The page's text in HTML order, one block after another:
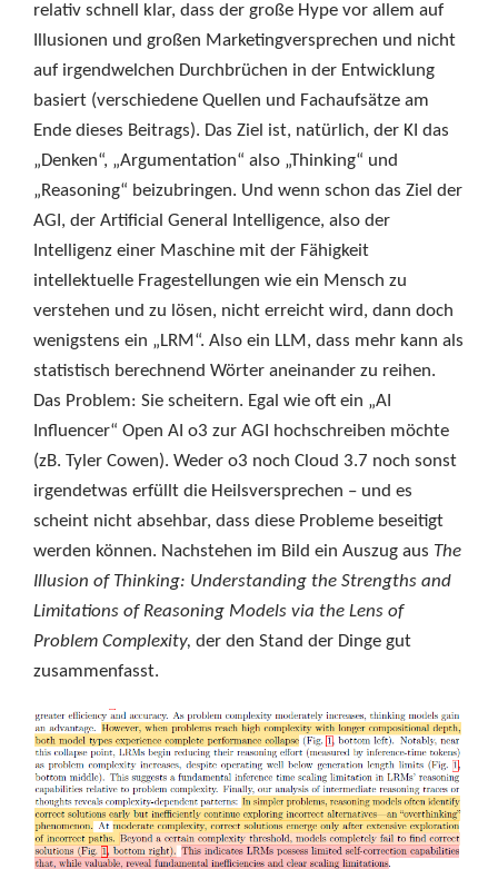
relativ schnell klar, dass der große Hype vor allem auf
Illusionen und großen Marketingversprechen und nicht
auf irgendwelchen Durchbrüchen in der Entwicklung
basiert (verschiedene Quellen und Fachaufsätze am
Ende dieses Beitrags). Das Ziel ist, natürlich, der KI das
„Denken“, „Argumentation“ also „Thinking“ und
„Reasoning“ beizubringen. Und wenn schon das Ziel der
AGI, der Artificial General Intelligence, also der
Intelligenz einer Maschine mit der Fähigkeit
intellektuelle Fragestellungen wie ein Mensch zu
verstehen und zu lösen, nicht erreicht wird, dann doch
wenigstens ein „LRM“. Also ein LLM, dass mehr kann als
statistisch berechnend Wörter aneinander zu reihen.
Das Problem: Sie scheitern. Egal wie oft ein „AI
Influencer“ Open AI o3 zur AGI hochschreiben möchte
(zB. Tyler Cowen). Weder o3 noch Cloud 3.7 noch sonst
irgendetwas erfüllt die Heilsversprechen – und es
scheint nicht absehbar, dass diese Probleme beseitigt
werden können. Nachstehen im Bild ein Auszug aus The
Illusion of Thinking: Understanding the Strengths and
Limitations of Reasoning Models via the Lens of
Problem Complexity, der den Stand der Dinge gut
zusammenfasst.